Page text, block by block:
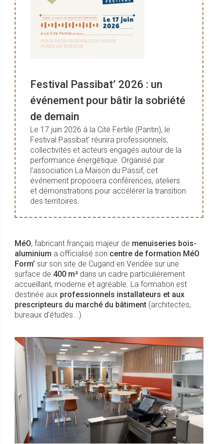
Festival Passibat’ 2026 : un
événement pour bâtir la sobriété
de demain
Le 17 juin 2026 à la Cité Fertile (Pantin), le
Festival Passibat’ réunira professionnels,
collectivités et acteurs engagés autour de la
performance énergétique. Organisé par
l’association La Maison du Passif, cet
événement proposera conférences, ateliers
et démonstrations pour accélérer la transition
des territoires.
MéO, fabricant français majeur de menuiseries bois-
aluminium a officialisé son centre de formation MéO
Form’ sur son site de Cugand en Vendée sur une
surface de 400 m² dans un cadre particulièrement
accueillant, moderne et agréable. La formation est
destinée aux professionnels installateurs et aux
prescripteurs du marché du bâtiment (architectes,
bureaux d’études...).